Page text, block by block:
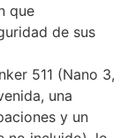
que
de sus
511 (Nano 3,
una
y un